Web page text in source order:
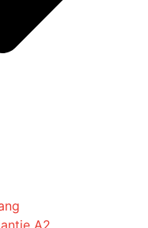
A2